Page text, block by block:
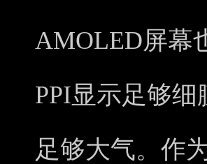
AMOLED屏幕
PPI显示足够
足够大气。作